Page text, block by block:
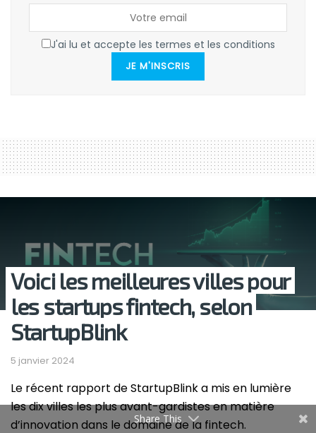
J'ai lu et accepte les termes et les conditions
JE M'INSCRIS
Voici les meilleures villes pour
les startups fintech, selon
StartupBlink
5 janvier 2024
Le récent rapport de StartupBlink a mis en lumière
les dix villes les plus avant-gardistes en matière
d’innovation dans le domaine de la fintech.
Share This